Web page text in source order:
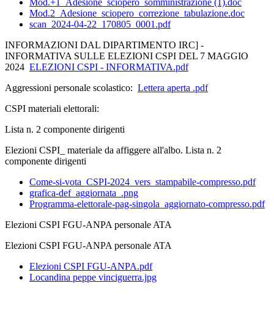
Mod.+1_Adesione_sciopero_somministrazione (1).doc
Mod.2_Adesione_sciopero_correzione_tabulazione.doc
scan_2024-04-22_170805_0001.pdf
INFORMAZIONI DAL DIPARTIMENTO IRC] -
INFORMATIVA SULLE ELEZIONI CSPI DEL 7 MAGGIO
2024 ELEZIONI CSPI - INFORMATIVA.pdf
Aggressioni personale scolastico: Lettera aperta .pdf
CSPI materiali elettorali:
Lista n. 2 componente dirigenti
Elezioni CSPI_ materiale da affiggere all'albo. Lista n. 2
componente dirigenti
Come-si-vota_CSPI-2024_vers_stampabile-compresso.pdf
grafica-def_aggiornata_.png
Programma-elettorale-pag-singola_aggiornato-compresso.pdf
Elezioni CSPI FGU-ANPA personale ATA
Elezioni CSPI FGU-ANPA personale ATA
Elezioni CSPI FGU-ANPA.pdf
Locandina peppe vinciguerra.jpg